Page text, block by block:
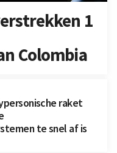
1
Colombia
raket
te snel af is